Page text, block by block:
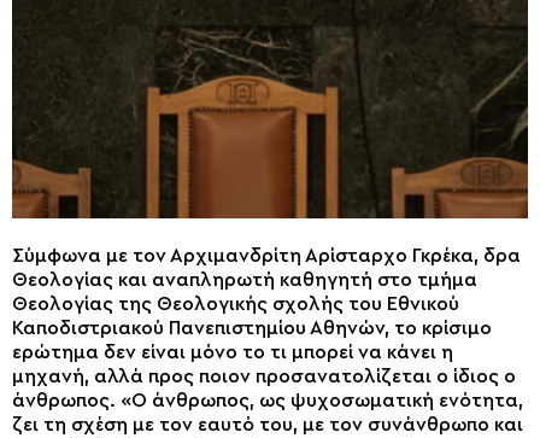
Σύμφωνα με τον Αρχιμανδρίτη Αρίσταρχο Γκρέκα, δρα
Θεολογίας και αναπληρωτή καθηγητή στο τμήμα
Θεολογίας της Θεολογικής σχολής του Εθνικού
Καποδιστριακού Πανεπιστημίου Αθηνών, το κρίσιμο
ερώτημα δεν είναι μόνο το τι μπορεί να κάνει η
μηχανή, αλλά προς ποιον προσανατολίζεται ο ίδιος ο
άνθρωπος. «Ο άνθρωπος, ως ψυχοσωματική ενότητα,
ζει τη σχέση με τον εαυτό του, με τον συνάνθρωπο και